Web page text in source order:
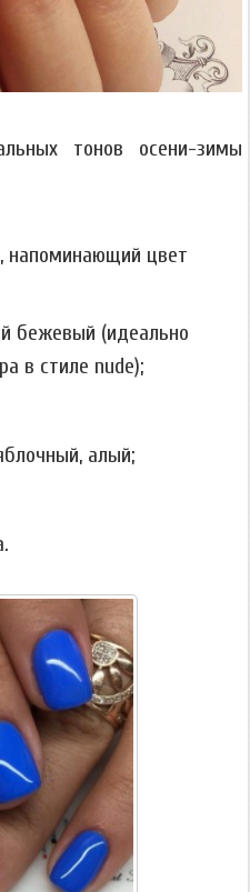
тонов осени-зимы
напоминающий цвет
бежевый (идеально
в стиле nude);
алый;